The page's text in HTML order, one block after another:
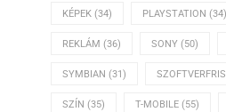
KÉPEK (34) PLAYSTATION (34)
REKLÁM (36) SONY (50)
SYMBIAN (31)
SZÍN (35) T-MOBILE (55)